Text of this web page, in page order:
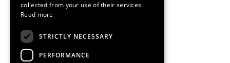
collected from your use of their services.
Read more
STRICTLY NECESSARY
PERFORMANCE